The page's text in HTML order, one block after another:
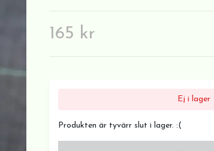
165 kr
Ej i lager
Produkten är tyvärr slut i lager. :(